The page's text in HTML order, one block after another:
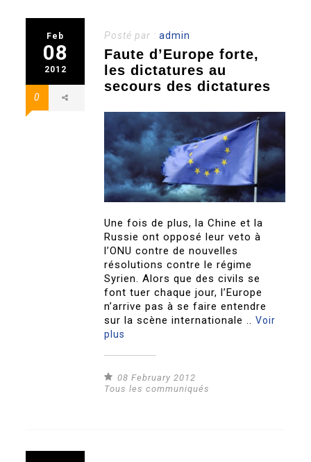
Feb
08
2012
0
Posté par :admin
Faute d’Europe forte,
les dictatures au
secours des dictatures
Une fois de plus, la Chine et la
Russie ont opposé leur veto à
l’ONU contre de nouvelles
résolutions contre le régime
Syrien. Alors que des civils se
font tuer chaque jour, l’Europe
n’arrive pas à se faire entendre
sur la scène internationale ..Voir
plus
08 February 2012
Tous les communiqués